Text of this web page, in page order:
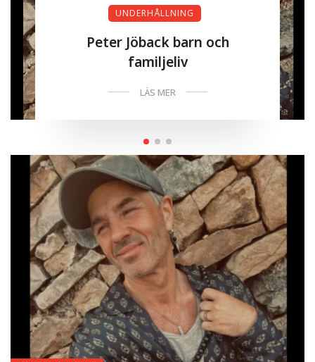
UNDERHÅLLNING
Peter Jöback barn och
familjeliv
LÄS MER